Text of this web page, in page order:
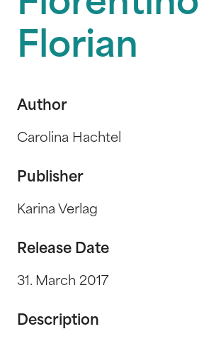
Florian
Author
Carolina Hachtel
Publisher
Karina Verlag
Release Date
31. March 2017
Description